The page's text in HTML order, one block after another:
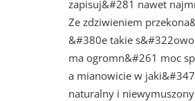
zapisuj&#281 nawet
Ze zdziwieniem
&#380e takie
ma ogromn&#261 moc
a mianowicie w
naturalny i